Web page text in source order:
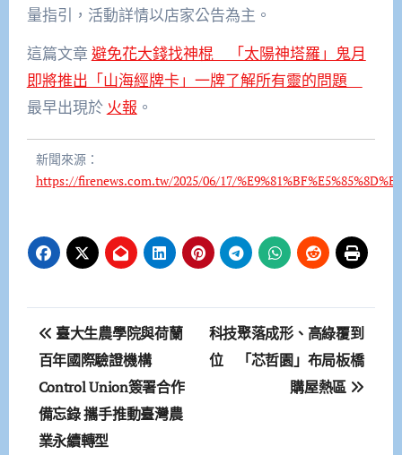
量指引，活動詳情以店家公告為主。
這篇文章 避免花大錢找神棍 「太陽神塔羅」鬼月
即將推出「山海經牌卡」一牌了解所有靈的問題
最早出現於 火報 。
新聞來源：
https://firenews.com.tw/2025/06/17/
文
章
導
覽
臺大生農學院與荷蘭
百年國際驗證機構
Control Union簽署合作
備忘錄 攜手推動臺灣農
業永續轉型
科技聚落成形、高綠覆到
位 「芯哲園」布局板橋
購屋熱區